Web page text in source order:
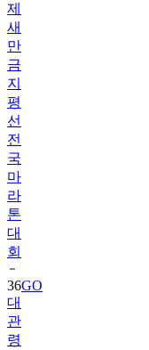
제
새
만
금
지
평
선
전
국
마
라
톤
대
회
36GO
대
관
령